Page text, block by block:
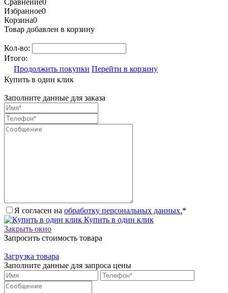
Избранное0
Корзина0
Товар добавлен в корзину
Кол-во:
Итого:
Продолжить покупки Перейти в корзину
Купить в один клик
Заполните данные для заказа
Я согласен на обработку персональных данных.*
Купить в один клик
Закрыть окно
Запросить стоимость товара
Загрузка товара
Заполните данные для запроса цены